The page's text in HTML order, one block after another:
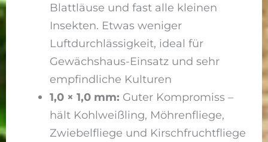
Blattläuse und fast alle kleinen
Insekten. Etwas weniger
Luftdurchlässigkeit, ideal für
Gewächshaus-Einsatz und sehr
empfindliche Kulturen
1,0 × 1,0 mm: Guter Kompromiss –
hält Kohlweißling, Möhrenfliege,
Zwiebelfliege und Kirschfruchtfliege